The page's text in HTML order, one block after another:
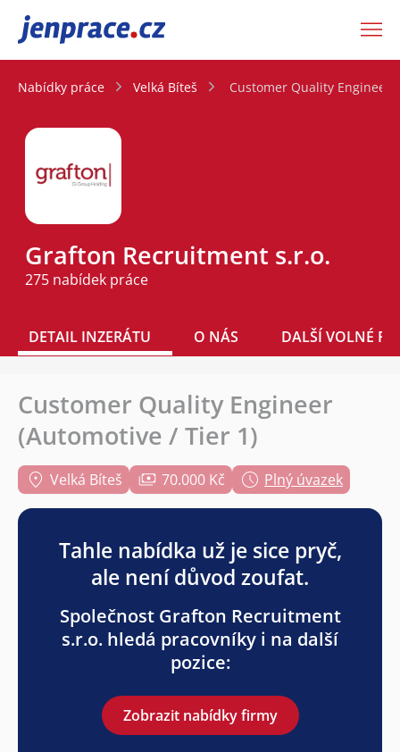
JenPráce.cz
Nabídky práce Velká Bíteš Customer Quality Engineer
Grafton Recruitment s.r.o.
275 nabídek práce
DETAIL INZERÁTU O NÁS DALŠÍ VOLNÉ
Customer Quality Engineer
(Automotive / Tier 1)
Velká Bíteš 70.000 Kč Plný úvazek
Tahle nabídka už je sice pryč,
ale není důvod zoufat.
Společnost Grafton Recruitment
s.r.o. hledá pracovníky i na další
pozice:
Zobrazit nabídky firmy